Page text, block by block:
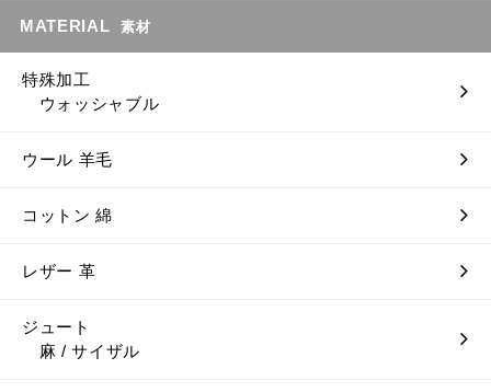
MATERIAL 素材
特殊加工
ウォッシャブル
ウール 羊毛
コットン 綿
レザー 革
ジュート
麻 / サイザル